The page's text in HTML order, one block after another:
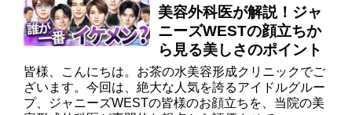
美容外科医が解説！ジャ
ニーズWESTの顔立ちか
ら見る美しさのポイント
皆様、こんにちは。お茶の水美容形成クリニックでご
ざいます。今回は、絶大な人気を誇るアイドルグルー
プ、ジャニーズWESTの皆様のお顔立ちを、当院の美